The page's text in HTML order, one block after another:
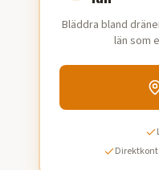
Bläddra bland
län som